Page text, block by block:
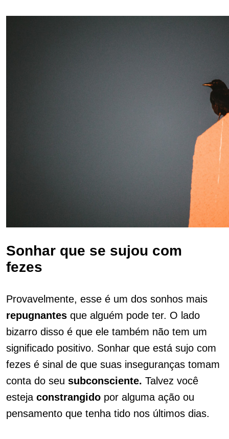
Sonhar que se sujou com
fezes
Provavelmente, esse é um dos sonhos mais
repugnantes que alguém pode ter. O lado
bizarro disso é que ele também não tem um
significado positivo. Sonhar que está sujo com
fezes é sinal de que suas inseguranças tomam
conta do seu subconsciente. Talvez você
esteja constrangido por alguma ação ou
pensamento que tenha tido nos últimos dias.